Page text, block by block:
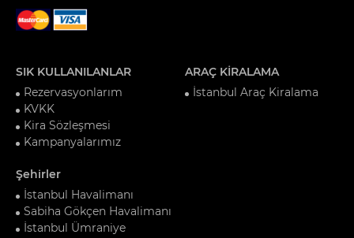
SIK KULLANILANLAR
Rezervasyonlarım
KVKK
Kira Sözleşmesi
Kampanyalarımız
ARAÇ KİRALAMA
İstanbul Araç Kiralama
Şehirler
İstanbul Havalimanı
Sabiha Gökçen Havalimanı
İstanbul Ümraniye